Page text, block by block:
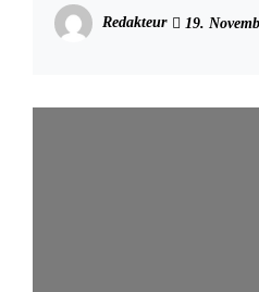
Redakteur 19.